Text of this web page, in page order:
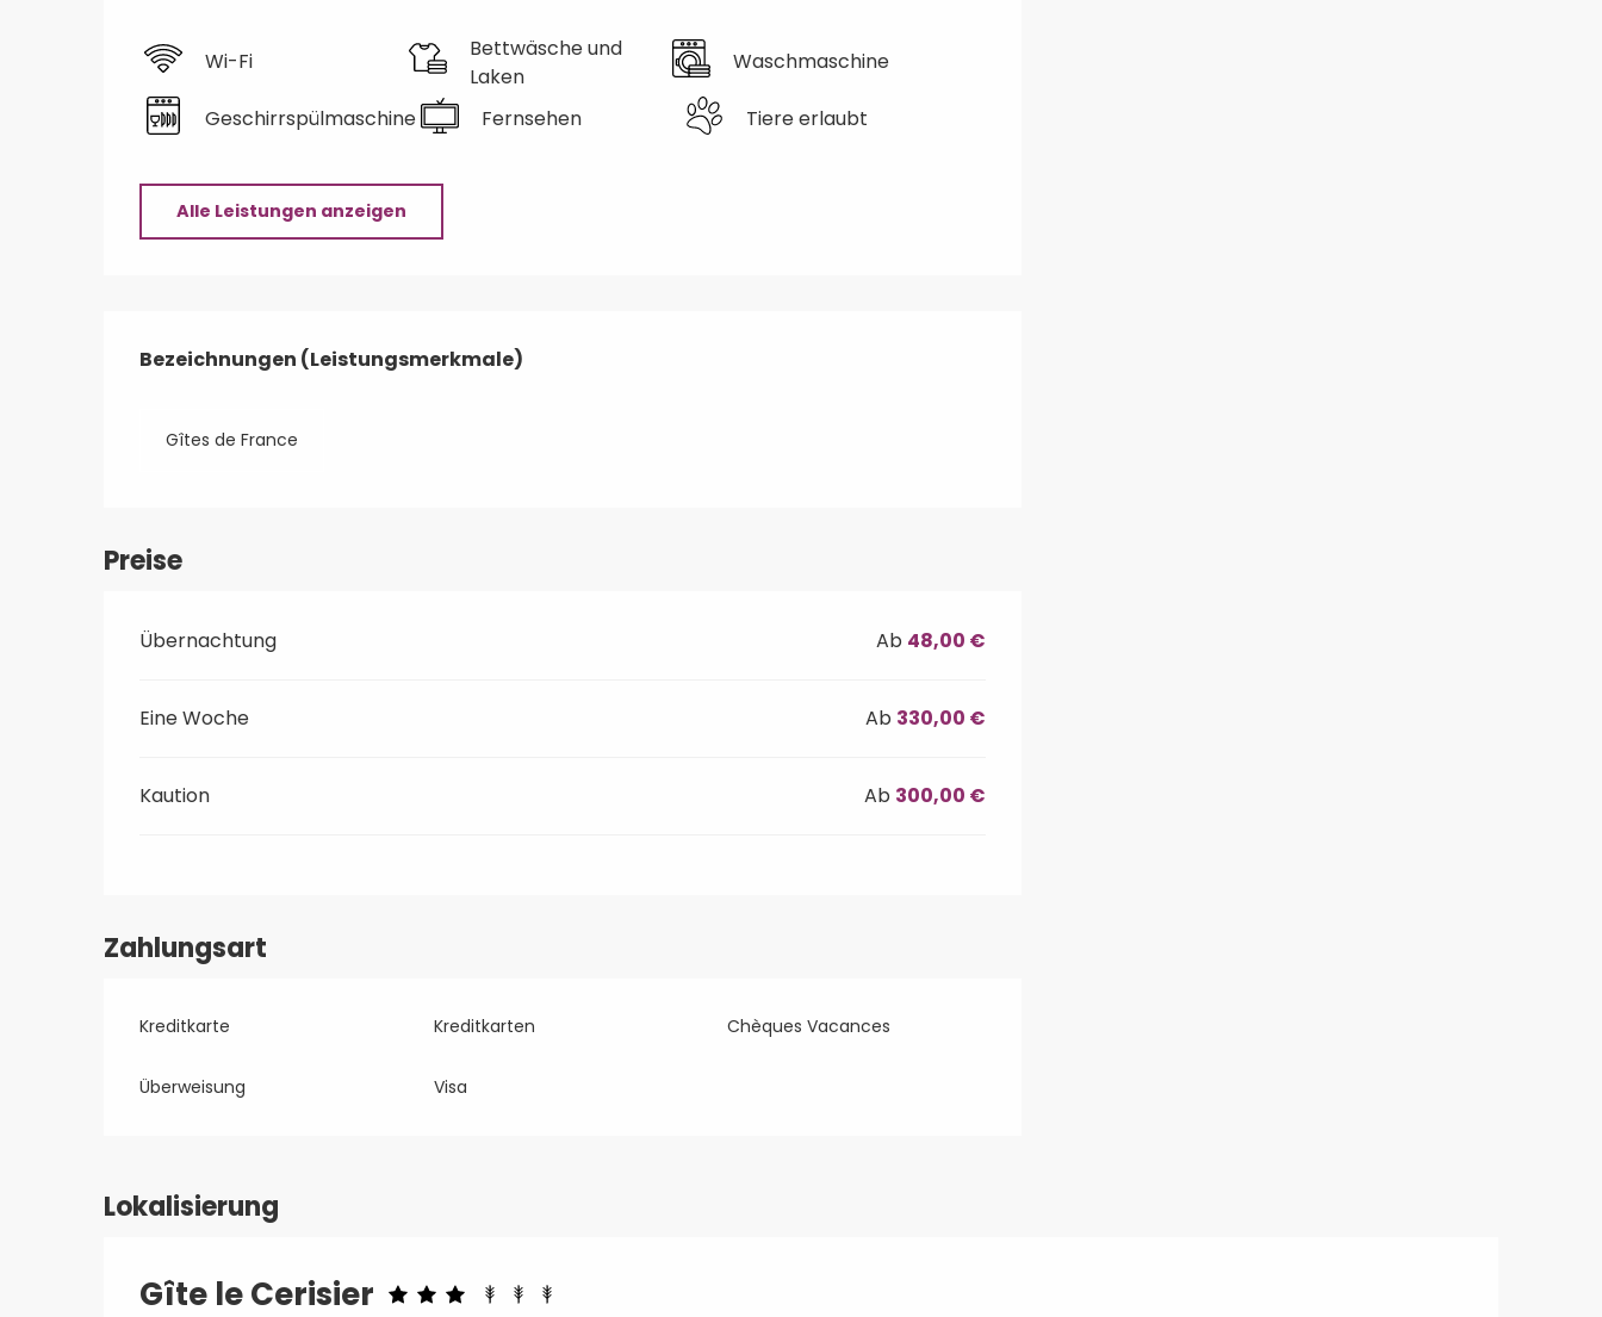
Wi-Fi
Bettwäsche und
Laken
Waschmaschine
Geschirrspülmaschine Fernsehen Tiere erlaubt
Alle Leistungen anzeigen
Leistungensmöglichkeiten
Bezeichnungen (Leistungsmerkmale)
Bezeichnungen (Leistungsmerkmale)
Gîtes de France
Preise
Übernachtung Ab 48,00 €
Eine Woche Ab 330,00 €
Kaution Ab 300,00 €
Zahlungsart
Kreditkarte Kreditkarten Chèques Vacances
Überweisung Visa
Lokalisierung
Gîte le Cerisier